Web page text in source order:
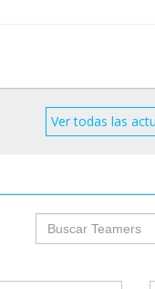
Ver todas las